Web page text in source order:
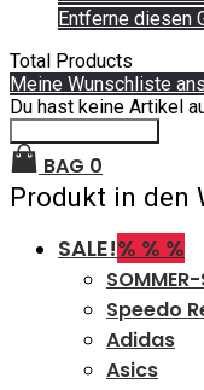
Entferne diesen
Total Products
Meine Wunschliste
Du hast keine Artikel
BAG 0
Produkt in den
SALE!% % %
SOMMER-
Speedo
Adidas
Asics